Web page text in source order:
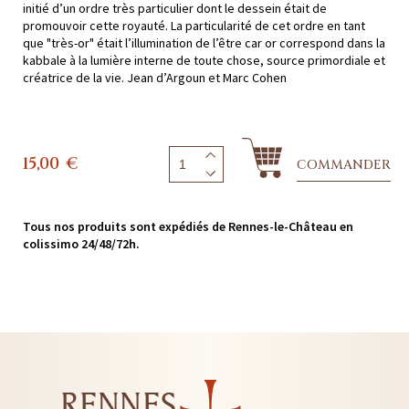
initié d’un ordre très particulier dont le dessein était de
promouvoir cette royauté. La particularité de cet ordre en tant
que "très-or" était l’illumination de l’être car or correspond dans la
kabbale à la lumière interne de toute chose, source primordiale et
créatrice de la vie. Jean d’Argoun et Marc Cohen
15,00 € COMMANDER
Tous nos produits sont expédiés de Rennes-le-Château en
colissimo 24/48/72h.